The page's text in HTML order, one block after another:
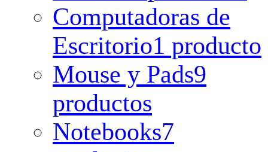
Computadoras de
Escritorio1 producto
Mouse y Pads9
productos
Notebooks7